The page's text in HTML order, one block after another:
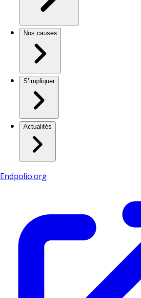
Nos causes
S’impliquer
Actualités
Endpolio.org